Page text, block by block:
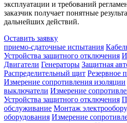
эксплуатации и требований
заказчик получает понятные
дальнейших действий.
Оставить заявку
приемо-сдаточные испытания
Устройства защитного отключения
Двигатели Генераторы Защитная
Распределительный щит Резервное
Измерение сопротивления изоляции
выключатели Измерение
Устройства защитного отключения
обслуживание Монтаж
оборудования Измерение